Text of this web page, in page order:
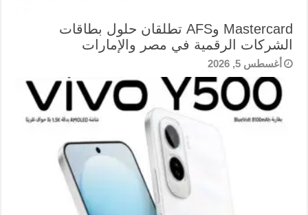
Mastercard وAFS تطلقان حلول بطاقات
الشركات الرقمية في مصر والإمارات
أغسطس 5, 2026